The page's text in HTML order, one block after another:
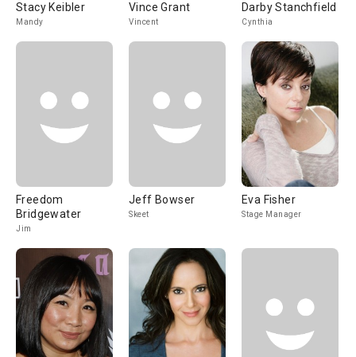
Stacy Keibler
Mandy
Vince Grant
Vincent
Darby Stanchfield
Cynthia
Freedom
Bridgewater
Jim
Jeff Bowser
Skeet
Eva Fisher
Stage Manager